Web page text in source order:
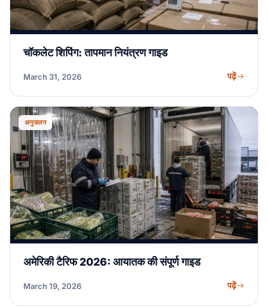
चॉकलेट शिपिंग: तापमान नियंत्रण गाइड
March 31, 2026 पढ़ें
अनुपालन
अमेरिकी टैरिफ 2026: आयातक की संपूर्ण गाइड
March 19, 2026 पढ़ें